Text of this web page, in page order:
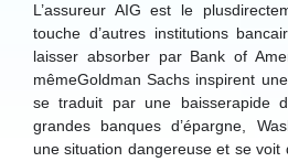
L’assureur AIG est le
touche d’autres institutions
laisser absorber par Bank of
mêmeGoldman Sachs inspirent
se traduit par une baisserapide
grandes banques d’épargne,
une situation dangereuse et se